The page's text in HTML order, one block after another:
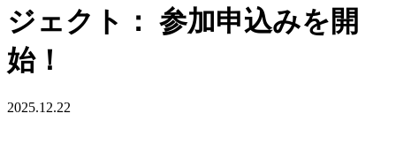
ジェクト： 参加申込みを開
始！
2025.12.22